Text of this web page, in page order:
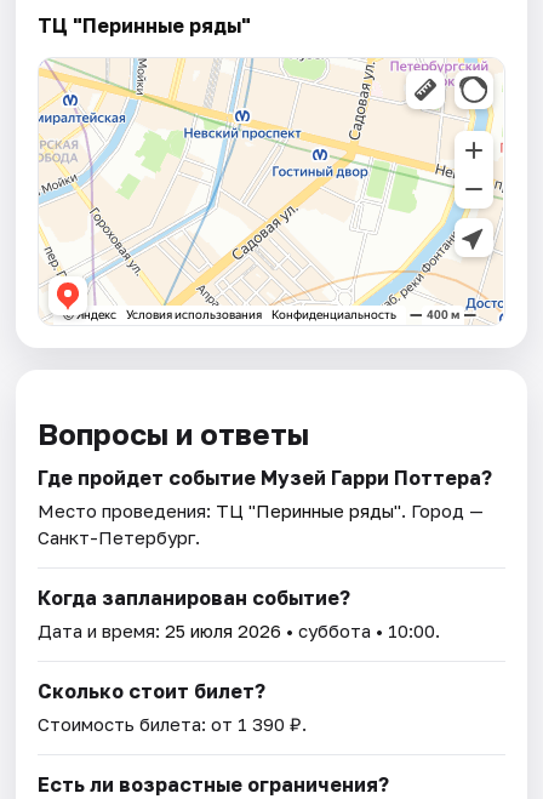
ТЦ "Перинные ряды"
Вопросы и ответы
Где пройдет событие Музей Гарри Поттера?
Место проведения: ТЦ "Перинные ряды". Город —
Санкт-Петербург.
Когда запланирован событие?
Дата и время:25 июля 2026 • суббота • 10:00.
Сколько стоит билет?
Стоимость билета: от 1 390 ₽.
Есть ли возрастные ограничения?